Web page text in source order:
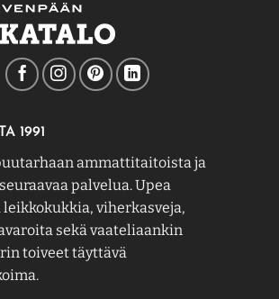
1991
ammattitaitoista ja
palvelua. Upea
viherkasveja,
sekä vaateliaankin
toiveet täyttävä